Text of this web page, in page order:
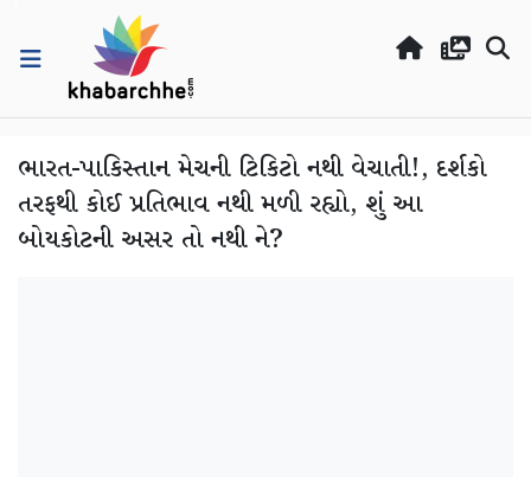
ભારત-પાકિસ્તાન મેચની ટિકિટો નથી વેચાતી!, દર્શકો
તરફથી કોઈ પ્રતિભાવ નથી મળી રહ્યો, શું આ
બોયકોટની અસર તો નથી ને?